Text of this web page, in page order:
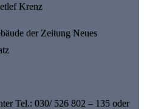
Krenz
der Zeitung Neues
Tel.: 030/ 526 802 – 135 oder